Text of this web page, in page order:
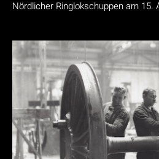
Nördlicher Ringlokschuppen am 15.